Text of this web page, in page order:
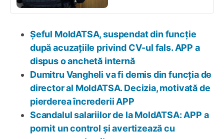
Șeful MoldATSA, suspendat din funcție
după acuzațiile privind CV-ul fals. APP a
dispus o anchetă internă
Dumitru Vangheli va fi demis din funcția de
director al MoldATSA. Decizia, motivată de
pierderea încrederii APP
Scandalul salariilor de la MoldATSA: APP a
pornit un control și avertizează cu